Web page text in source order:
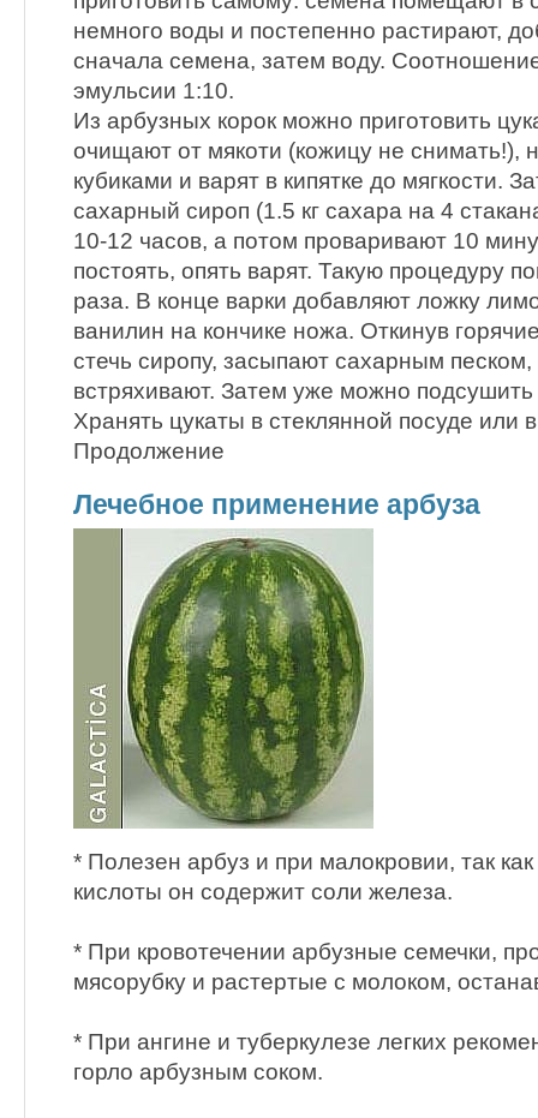
немного воды и постепенно растирают,
сначала семена, затем воду.
эмульсии 1:10.
Из арбузных корок можно приготовить
очищают от мякоти (кожицу не снимать!),
кубиками и варят в кипятке до мягкости.
сахарный сироп (1.5 кг сахара на 4
10-12 часов, а потом проваривают 10
постоять, опять варят. Такую процедуру
раза. В конце варки добавляют ложку
ванилин на кончике ножа. Откинув
стечь сиропу, засыпают сахарным
встряхивают. Затем уже можно подсушить
Хранять цукаты в стеклянной посуде или
Продолжение
Лечебное применение арбуза
* Полезен арбуз и при малокровии, так
кислоты он содержит соли железа.
* При кровотечении арбузные семечки,
мясорубку и растертые с молоком,
* При ангине и туберкулезе легких
горло арбузным соком.